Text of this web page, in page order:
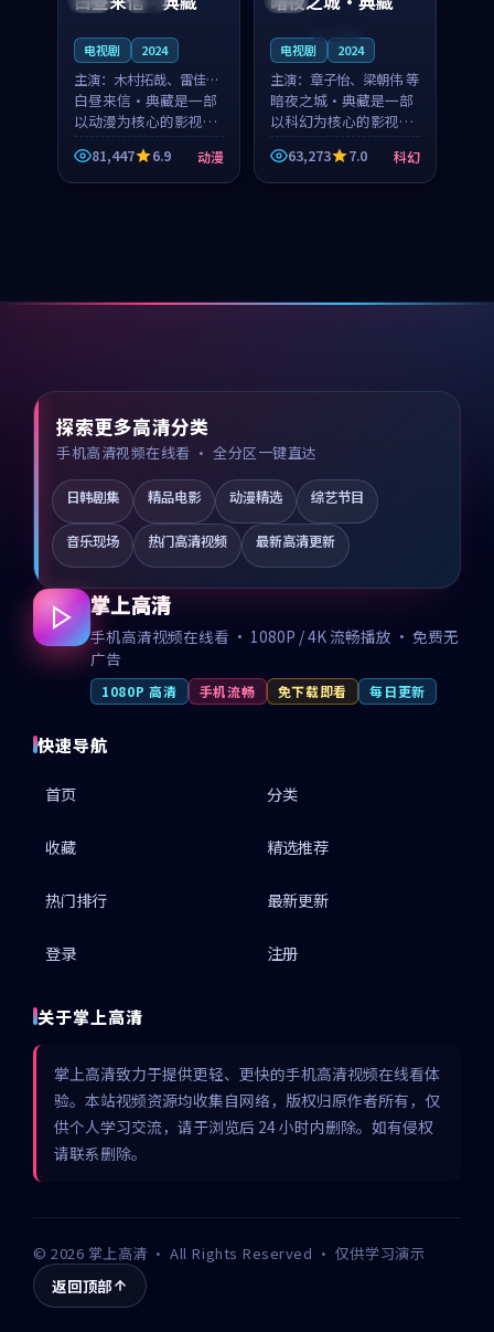
电视剧 2024
主演： 木村拓哉、雷佳音
等
白昼来信·典藏是一部
以动漫为核心的影视作
品，围绕危机、反转与
人物成长展开，整体节
奏紧凑，值得推荐观
81,447 6.9 动漫
电视剧 2024
主演： 章子怡、梁朝伟 等
暗夜之城·典藏是一部
以科幻为核心的影视作
品，围绕危机、反转与
人物成长展开，整体节
奏紧凑，值得推荐观
63,273 7.0 科幻
探索更多高清分类
手机高清视频在线看 · 全分区一键直达
日韩剧集 精品电影 动漫精选 综艺节目
音乐现场 热门高清视频 最新高清更新
掌上高清
手机高清视频在线看 · 1080P / 4K 流畅播放 · 免费无
广告
1080P 高清 手机流畅 免下载即看 每日更新
快速导航
首页 分类
收藏 精选推荐
热门排行 最新更新
登录 注册
关于掌上高清
掌上高清致力于提供更轻、更快的手机高清视频在线看体
验。本站视频资源均收集自网络，版权归原作者所有，仅
供个人学习交流，请于浏览后 24 小时内删除。如有侵权
请联系删除。
©2026 掌上高清 · All Rights Reserved · 仅供学习演示
返回顶部